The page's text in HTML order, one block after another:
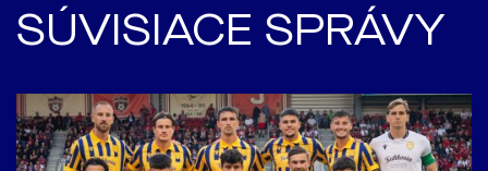
SÚVISIACE SPRÁVY